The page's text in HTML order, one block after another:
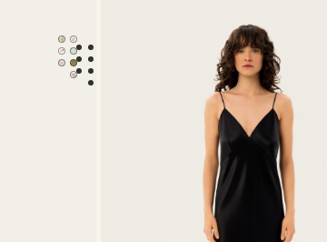
Платье-комбинация Eva